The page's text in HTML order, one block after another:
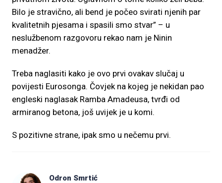
Bilo je stravično, ali bend je počeo svirati njenih par
kvalitetnih pjesama i spasili smo stvar” – u
neslužbenom razgovoru rekao nam je Ninin
menadžer.
Treba naglasiti kako je ovo prvi ovakav slučaj u
povijesti Eurosonga. Čovjek na kojeg je nekidan pao
engleski naglasak Ramba Amadeusa, tvrđi od
armiranog betona, još uvijek je u komi.
S pozitivne strane, ipak smo u nečemu prvi.
Odron Smrtić